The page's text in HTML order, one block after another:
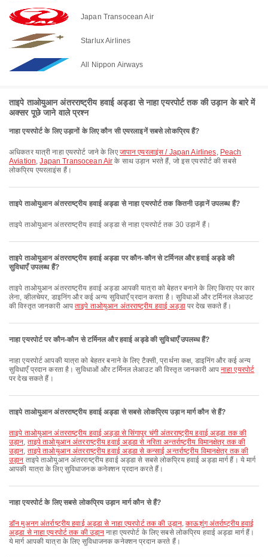
Japan Transocean Air
Starlux Airlines
All Nippon Airways
ताइपे ताओयुआन अंतरराष्ट्रीय हवाई अड्डा से नाहा एयरपोर्ट तक की उड़ान के बारे में
अक्सर पूछे जाने वाले प्रश्न
नाहा एयरपोर्ट के लिए उड़ानों के लिए कौन सी एयरलाइनें सबसे लोकप्रिय हैं?
अधिकतर यात्री नाहा एयरपोर्ट जाने के लिएजापान एयरलाइंस / Japan Airlines, Peach
Aviation,Japan Transocean Air के साथ उड़ान भरते हैं, जो इस एयरपोर्ट की सबसे
लोकप्रिय एयरलाइंस हैं।
ताइपे ताओयुआन अंतरराष्ट्रीय हवाई अड्डा से नाहा एयरपोर्ट तक कितनी उड़ानें उपलब्ध हैं?
ताइपे ताओयुआन अंतरराष्ट्रीय हवाई अड्डा से नाहा एयरपोर्ट तक 30 उड़ानें हैं।
ताइपे ताओयुआन अंतरराष्ट्रीय हवाई अड्डा पर कौन-कौन से टर्मिनल और हवाई अड्डे की
सुविधाएँ उपलब्ध हैं?
ताइपे ताओयुआन अंतरराष्ट्रीय हवाई अड्डा आपकी यात्रा को बेहतर बनाने के लिए किराए पर कार
लेना, व्हीलचेयर, डाइनिंग और कई अन्य सुविधाएँ प्रदान करता है। सुविधाओं और टर्मिनल लेआउट
की विस्तृत जानकारी आपताइपे ताओयुआन अंतरराष्ट्रीय हवाई अड्डापर देख सकते हैं।
नाहा एयरपोर्ट पर कौन-कौन से टर्मिनल और हवाई अड्डे की सुविधाएँ उपलब्ध हैं?
नाहा एयरपोर्ट आपकी यात्रा को बेहतर बनाने के लिए टैक्सी, प्रार्थना कक्ष, डाइनिंग और कई अन्य
सुविधाएँ प्रदान करता है। सुविधाओं और टर्मिनल लेआउट की विस्तृत जानकारी आपनाहा एयरपोर्ट
पर देख सकते हैं।
ताइपे ताओयुआन अंतरराष्ट्रीय हवाई अड्डा से सबसे लोकप्रिय उड़ान मार्ग कौन से हैं?
ताइपे ताओयुआन अंतरराष्ट्रीय हवाई अड्डा से सिंगापुर चंगी अंतरराष्ट्रीय हवाई अड्डा तक की
उड़ान, ताइपे ताओयुआन अंतरराष्ट्रीय हवाई अड्डा से नरिता अन्तर्राष्ट्रीय विमानक्षेत्र तक की
उड़ान, ताइपे ताओयुआन अंतरराष्ट्रीय हवाई अड्डा से कन्साई अन्तर्राष्ट्रीय विमानक्षेत्र तक की
उड़ान ताइपे ताओयुआन अंतरराष्ट्रीय हवाई अड्डा से सबसे लोकप्रिय हवाई अड्डा मार्ग हैं। ये मार्ग
आपकी यात्रा के लिए सुविधाजनक कनेक्शन प्रदान करते हैं।
नाहा एयरपोर्ट के लिए सबसे लोकप्रिय उड़ान मार्ग कौन से हैं?
डॉन मुअनग अंतर्राष्ट्रीय हवाई अड्डा से नाहा एयरपोर्ट तक की उड़ान,काऊशुंग अंतर्राष्ट्रीय हवाई
अड्डा से नाहा एयरपोर्ट तक की उड़ान नाहा एयरपोर्ट के लिए सबसे लोकप्रिय हवाई अड्डा मार्ग हैं।
ये मार्ग आपकी यात्रा के लिए सुविधाजनक कनेक्शन प्रदान करते हैं।